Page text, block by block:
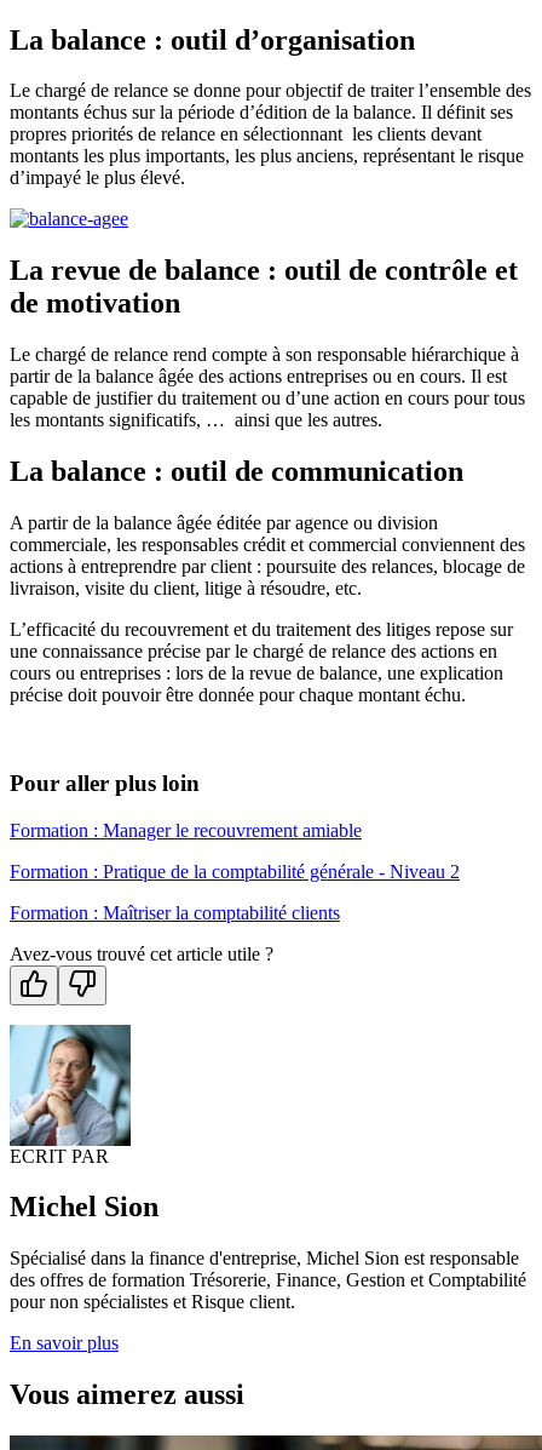
La balance : outil d’organisation
Le chargé de relance se donne pour objectif de traiter l’ensemble des
montants échus sur la période d’édition de la balance. Il définit ses
propres priorités de relance en sélectionnant les clients devant
montants les plus importants, les plus anciens, représentant le risque
d’impayé le plus élevé.
La revue de balance : outil de contrôle et
de motivation
Le chargé de relance rend compte à son responsable hiérarchique à
partir de la balance âgée des actions entreprises ou en cours. Il est
capable de justifier du traitement ou d’une action en cours pour tous
les montants significatifs, … ainsi que les autres.
La balance : outil de communication
A partir de la balance âgée éditée par agence ou division
commerciale, les responsables crédit et commercial conviennent des
actions à entreprendre par client : poursuite des relances, blocage de
livraison, visite du client, litige à résoudre, etc.
L’efficacité du recouvrement et du traitement des litiges repose sur
une connaissance précise par le chargé de relance des actions en
cours ou entreprises : lors de la revue de balance, une explication
précise doit pouvoir être donnée pour chaque montant échu.
Pour aller plus loin
Formation : Manager le recouvrement amiable
Formation : Pratique de la comptabilité générale - Niveau 2
Formation : Maîtriser la comptabilité clients
Avez-vous trouvé cet article utile ?
ECRIT PAR
Michel Sion
Spécialisé dans la finance d'entreprise, Michel Sion est responsable
des offres de formation Trésorerie, Finance, Gestion et Comptabilité
pour non spécialistes et Risque client.
En savoir plus
Vous aimerez aussi